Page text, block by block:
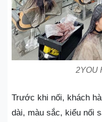
2YOU
Trước khi nối, khách
dài, màu sắc, kiểu nối